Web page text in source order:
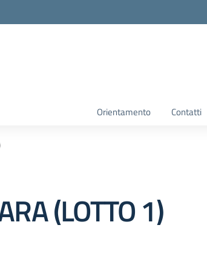
Orientamento Contatti
(LOTTO 1)